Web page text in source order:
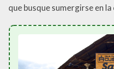
que busque sumergirse en la